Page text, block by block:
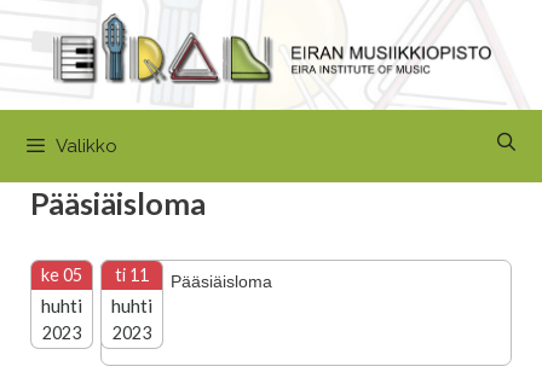
sisältöön
Valikko
Pääsiäisloma
ke 05
huhti
2023
ti 11
huhti
2023
Pääsiäisloma